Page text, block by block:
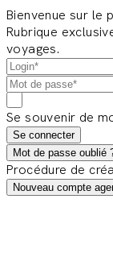
Bienvenue sur le
Rubrique
voyages.
Se souvenir de
Se connecter
Mot de passe oublié
Procédure de
Nouveau compte